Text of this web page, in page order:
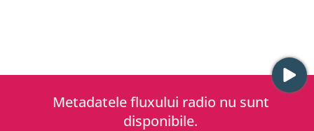
Metadatele fluxului radio nu sunt
disponibile.